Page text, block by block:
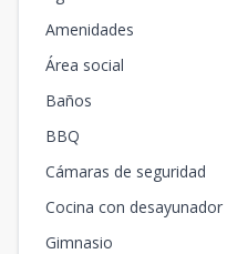
Amenidades
Área social
Baños
BBQ
Cámaras de seguridad
Cocina con desayunador
Gimnasio